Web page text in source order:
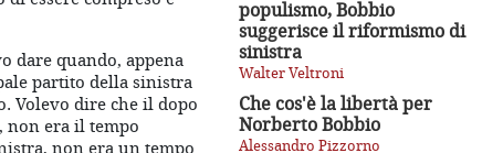
populismo, Bobbio
suggerisce il riformismo di
sinistra
Walter Veltroni
Che cos'è la libertà per
Norberto Bobbio
Alessandro Pizzorno
dare quando, appena
partito della sinistra
Volevo dire che il dopo
non era il tempo
non era un tempo